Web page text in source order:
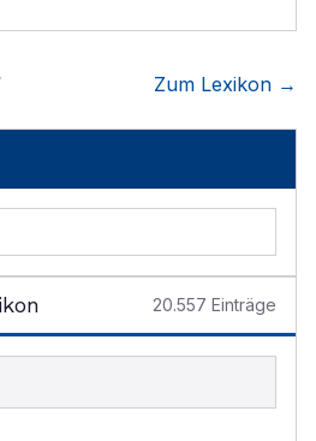
Zum Lexikon →
20.557 Einträge